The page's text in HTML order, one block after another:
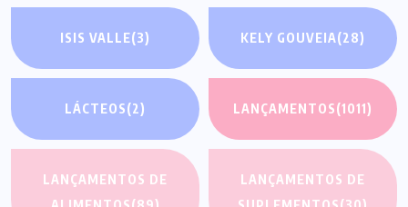
ISIS VALLE(3) KELY GOUVEIA(28)
LÁCTEOS(2) LANÇAMENTOS(1011)
LANÇAMENTOS DE
LANÇAMENTOS DE